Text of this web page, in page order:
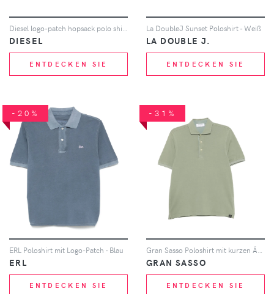
Diesel logo-patch hopsack polo shirt - Schwarz
DIESEL
ENTDECKEN SIE
La DoubleJ Sunset Poloshirt - Weiß
LA DOUBLE J.
ENTDECKEN SIE
-20%
ERL Poloshirt mit Logo-Patch - Blau
ERL
ENTDECKEN SIE
-31%
GRAN SASSO
ENTDECKEN SIE